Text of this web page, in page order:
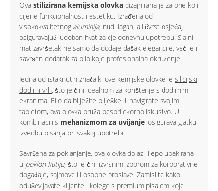
Ova stilizirana kemijska olovka dizajnirana je za one koji
cijene funkcionalnost i estetiku. Izrađena od
visokokvalitetnog aluminija, nudi lagan, ali čvrst osjećaj,
osiguravajući udoban hvat za cjelodnevnu upotrebu. Sjajni
mat završetak ne samo da dodaje dašak elegancije, već je i
savršen dodatak za bilo koje profesionalno okruženje.
Jedna od istaknutih značajki ove kemijske olovke je silicijski
dodirni vrh, što je čini idealnom za korištenje s dodirnim
ekranima. Bilo da bilježite bilješke ili navigirate svojim
tabletom, ova olovka pruža besprijekorno iskustvo. U
kombinaciji s mehanizmom za uvijanje, osigurava glatku
izvedbu pisanja pri svakoj upotrebi.
Savršena za poklanjanje, ova olovka dolazi lijepo upakirana
u poklon kutiju, što je čini izvrsnim izborom za korporativne
događaje, sajmove ili osobne proslave. Zamislite kako
oduševljavate klijente i kolege s premium pisalom koje